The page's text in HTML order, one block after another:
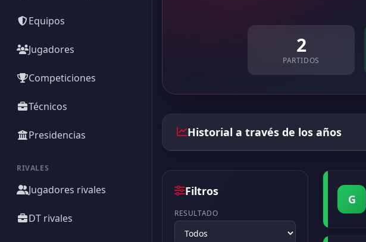
Equipos
Jugadores
Competiciones
Técnicos
Presidencias
RIVALES
Jugadores rivales
DT rivales
2
PARTIDOS
Historial a través de los años
Filtros
RESULTADO
G